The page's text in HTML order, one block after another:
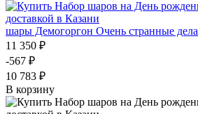
шары Демогоргон Очень странные дела
11 350 ₽
-567 ₽
10 783 ₽
В корзину